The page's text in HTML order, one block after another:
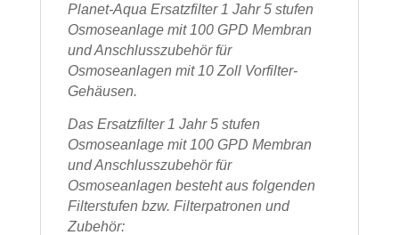
Planet-Aqua Ersatzfilter 1 Jahr 5 stufen
Osmoseanlage mit 100 GPD Membran
und Anschlusszubehör für
Osmoseanlagen mit 10 Zoll Vorfilter-
Gehäusen.
Das Ersatzfilter 1 Jahr 5 stufen
Osmoseanlage mit 100 GPD Membran
und Anschlusszubehör für
Osmoseanlagen besteht aus folgenden
Filterstufen bzw. Filterpatronen und
Zubehör: